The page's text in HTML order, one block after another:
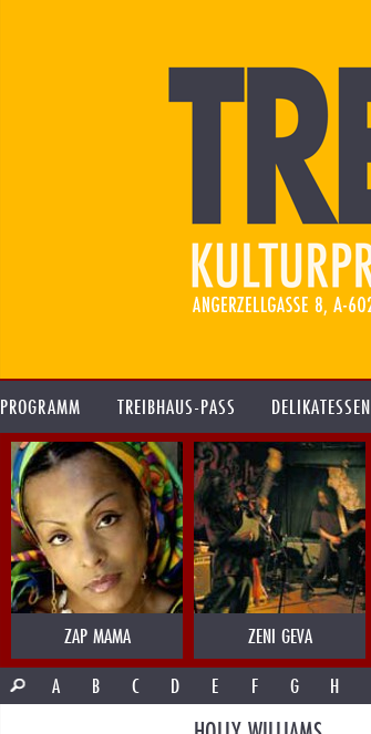
PROGRAMM TREIBHAUS-PASS DELIKATESSEN
ZAP MAMA ZENI GEVA
A
B C D E F G H